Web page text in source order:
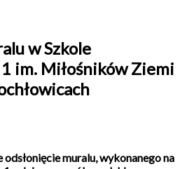
w Szkole
im. Miłośników Ziemi
muralu, wykonanego na